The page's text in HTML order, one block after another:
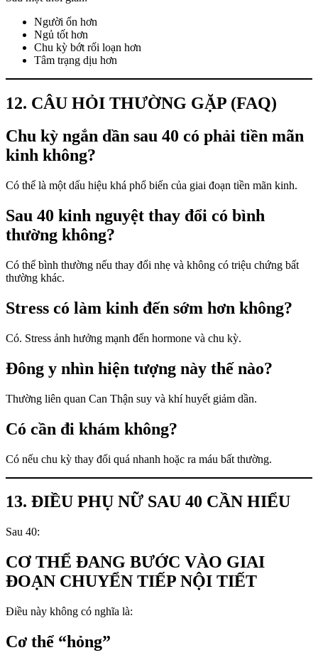
Người ổn hơn
Ngủ tốt hơn
Chu kỳ bớt rối loạn hơn
Tâm trạng dịu hơn
12. CÂU HỎI THƯỜNG GẶP (FAQ)
Chu kỳ ngắn dần sau 40 có phải tiền mãn
kinh không?
Có thể là một dấu hiệu khá phổ biến của giai đoạn tiền mãn kinh.
Sau 40 kinh nguyệt thay đổi có bình
thường không?
Có thể bình thường nếu thay đổi nhẹ và không có triệu chứng bất
thường khác.
Stress có làm kinh đến sớm hơn không?
Có. Stress ảnh hưởng mạnh đến hormone và chu kỳ.
Đông y nhìn hiện tượng này thế nào?
Thường liên quan Can Thận suy và khí huyết giảm dần.
Có cần đi khám không?
Có nếu chu kỳ thay đổi quá nhanh hoặc ra máu bất thường.
13. ĐIỀU PHỤ NỮ SAU 40 CẦN HIỂU
Sau 40:
CƠ THỂ ĐANG BƯỚC VÀO GIAI
ĐOẠN CHUYỂN TIẾP NỘI TIẾT
Điều này không có nghĩa là:
Cơ thể “hỏng”